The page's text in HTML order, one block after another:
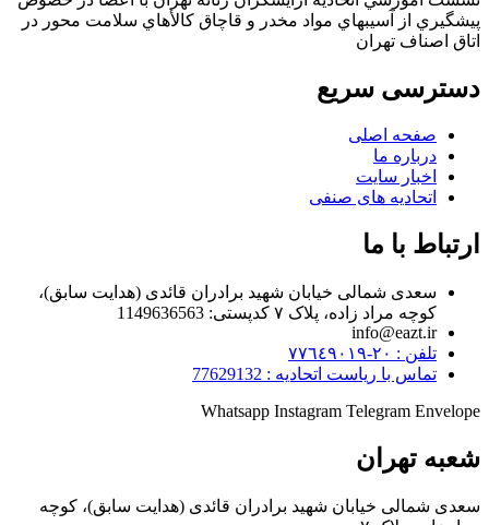
پيشگيري از آسيبهاي مواد مخدر و قاچاق كالأهاي سلامت محور در
اتاق اصناف تهران
دسترسی سریع
صفحه اصلی
درباره ما
اخبار سایت
اتحادیه های صنفی
ارتباط با ما
سعدی شمالی خیابان شهید برادران قائدی (هدایت سابق)،
کوچه مراد زاده، پلاک ۷ کدپستی: 1149636563
info@eazt.ir
تلفن : ٢٠-٧٧٦٤٩٠١٩
تماس با ریاست اتحادیه : 77629132
Whatsapp Instagram Telegram Envelope
شعبه تهران
سعدی شمالی خیابان شهید برادران قائدی (هدایت سابق)، کوچه